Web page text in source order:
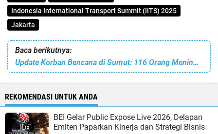
Indonesia International Transport Summit (IITS) 2025
Jakarta
Baca berikutnya:
Update Korban Bencana di Sumut: 116 Orang Meninggal Dunia, 42 Orang Hilang
REKOMENDASI UNTUK ANDA
BEI Gelar Public Expose Live 2026, Delapan
Emiten Paparkan Kinerja dan Strategi Bisnis